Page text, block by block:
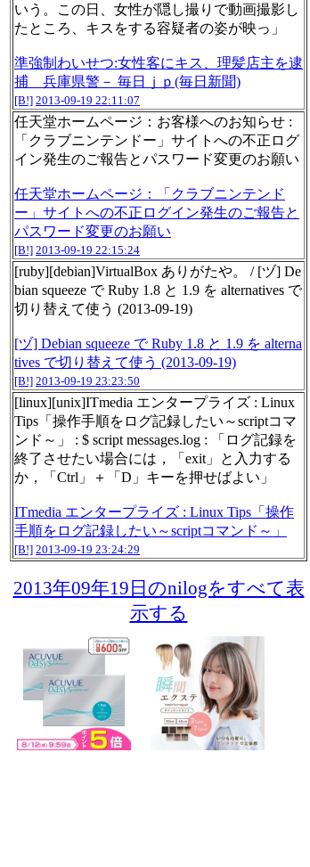
いう。この日、女性が隠し撮りで動画撮影し
たところ、キスをする容疑者の姿が映っ」
準強制わいせつ:女性客にキス、理髪店主を逮
捕 兵庫県警－ 毎日ｊｐ(毎日新聞)
[B!] 2013-09-19 22:11:07
任天堂ホームページ：お客様へのお知らせ :
「クラブニンテンドー」サイトへの不正ログ
イン発生のご報告とパスワード変更のお願い
任天堂ホームページ：「クラブニンテンド
ー」サイトへの不正ログイン発生のご報告と
パスワード変更のお願い
[B!] 2013-09-19 22:15:24
[ruby][debian]VirtualBox ありがたや。 / [ヅ] De
bian squeeze で Ruby 1.8 と 1.9 を alternatives で
切り替えて使う (2013-09-19)
[ヅ] Debian squeeze で Ruby 1.8 と 1.9 を alterna
tives で切り替えて使う (2013-09-19)
[B!] 2013-09-19 23:23:50
[linux][unix]ITmedia エンタープライズ : Linux
Tips「操作手順をログ記録したい～scriptコマ
ンド～」 : $ script messages.log : 「ログ記録を
終了させたい場合には，「exit」と入力する
か，「Ctrl」＋「D」キーを押せばよい」
ITmedia エンタープライズ : Linux Tips「操作
手順をログ記録したい～scriptコマンド～」
[B!] 2013-09-19 23:24:29
2013年09年19日のnilogをすべて表
示する